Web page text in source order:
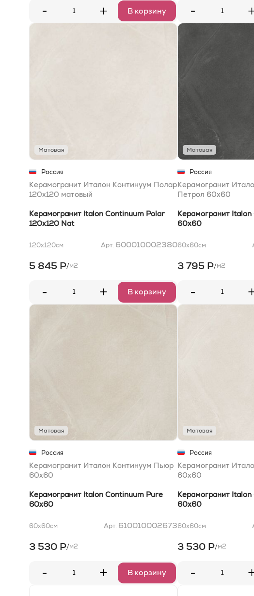
- + В корзину -
Матовая
Россия
Керамогранит Италон Континуум Полар
120x120 матовый
Керамогранит Italon Continuum Polar
120x120 Nat
120x120см Арт. 600010002380
5 845 Р/м2
- + В корзину
Матовая
Россия
Керамогранит
Петрол 60x60
Керамогранит
60x60
60x60см
3 795 Р/м2
-
Матовая
Россия
Керамогранит Италон Континуум Пьюр
60x60
Керамогранит Italon Continuum Pure
60x60
60x60см Арт. 610010002673
3 530 Р/м2
- + В корзину
Матовая
Россия
Керамогранит
60x60
Керамогранит
60x60
60x60см
3 530 Р/м2
-